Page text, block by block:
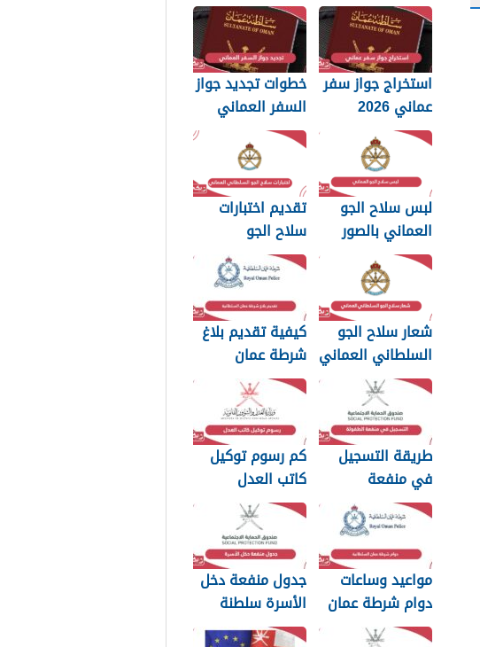
استخراج جواز سفر
عماني 2026
المتطلبات التي
يجب أن تعرفها
خطوات تجديد جواز
السفر العماني
2026: الرسوم
والمستندات
المطلوبة
لبس سلاح الجو
العماني بالصور
2026
تقديم اختبارات
سلاح الجو
السلطاني العماني
2026
شعار سلاح الجو
السلطاني العماني
png بجودة عالية
2026
كيفية تقديم بلاغ
شرطة عمان
السلطانية 2026
طريقة التسجيل
في منفعة
الطفولة 2026
كم رسوم توكيل
كاتب العدل
سلطنة عمان 2026
مواعيد وساعات
دوام شرطة عمان
السلطانية 2026
جدول منفعة دخل
الأسرة سلطنة
عمان 2026